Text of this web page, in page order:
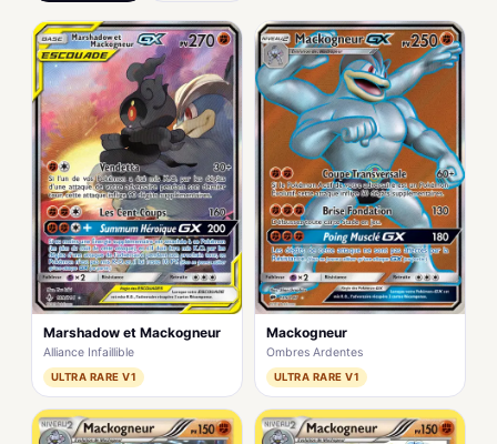
Marshadow et Mackogneur
Alliance Infaillible
ULTRA RARE V1
Mackogneur
Ombres Ardentes
ULTRA RARE V1